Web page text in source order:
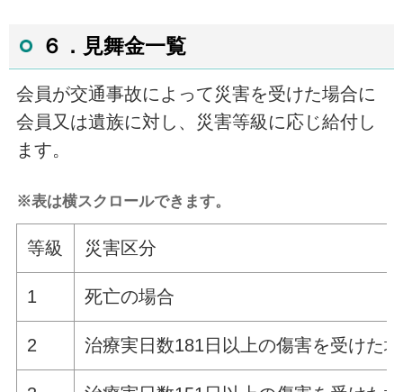
６．見舞金一覧
会員が交通事故によって災害を受けた場合に
会員又は遺族に対し、災害等級に応じ給付し
ます。
※表は横スクロールできます。
等級 災害区分
1 死亡の場合
2 治療実日数181 日以上の傷害を受けた